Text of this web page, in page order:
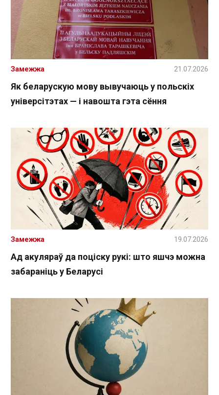
Як беларускую мову вывучаюць у польскіх
універсітэтах — і навошта гэта сёння
Замежжа 21.07.2026
Ад акуляраў да поціску рукі: што яшчэ можна
забараніць у Беларусі
Замежжа 19.07.2026